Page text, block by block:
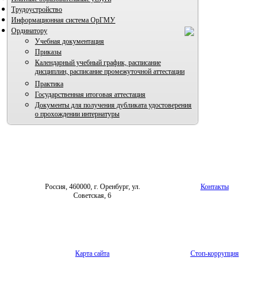
Трудоустройство
Информационная система ОрГМУ
Ординатору
Учебная документация
Приказы
Календарный учебный график, расписание
дисциплин, расписание промежуточной аттестации
Практика
Государственная итоговая аттестация
Документы для получения дубликата удостоверения
о прохождении интернатуры
Россия, 460000, г. Оренбург, ул.
Советская, 6
Контакты
Карта сайта Стоп-коррупция